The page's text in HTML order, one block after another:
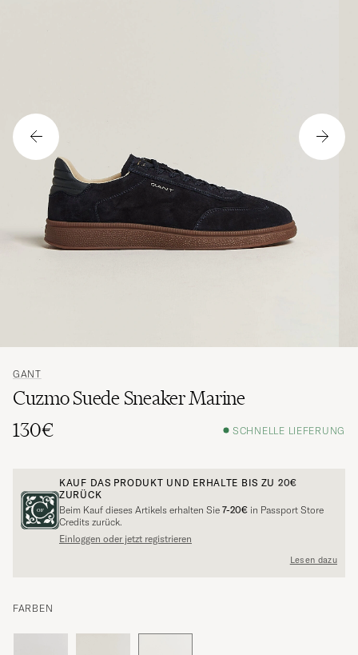
GANT
Cuzmo Suede Sneaker Marine
130€
SCHNELLE LIEFERUNG
KAUF DAS PRODUKT UND ERHALTE BIS ZU 20€
ZURÜCK
Beim Kauf dieses Artikels erhalten Sie 7-20€ in Passport Store
Credits zurück.
Einloggen oder jetzt registrieren
Lesen dazu
FARBEN